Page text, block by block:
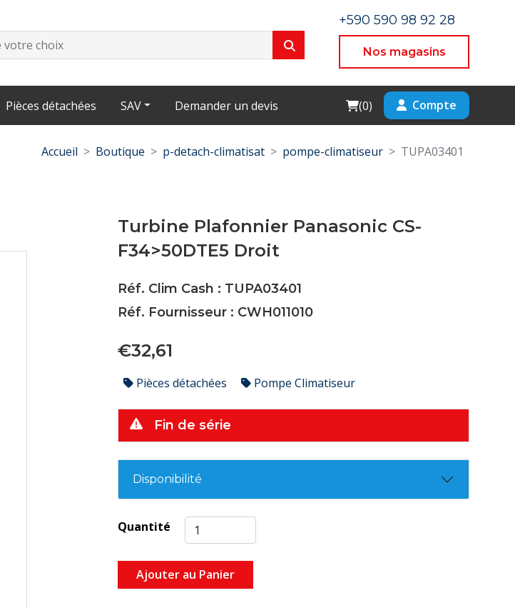
+590 590 98 92 28
Nos magasins
Pièces détachées SAV Demander un devis Cart
(0) Compte
Accueil Boutique p-detach-climatisat pompe-climatiseur TUPA03401
Turbine Plafonnier Panasonic CS-
F34>50DTE5 Droit
Réf. Clim Cash : TUPA03401
Réf. Fournisseur : CWH011010
€32,61
Pièces détachées Pompe Climatiseur
Fin de série
Disponibilité
Quantité
Ajouter au Panier